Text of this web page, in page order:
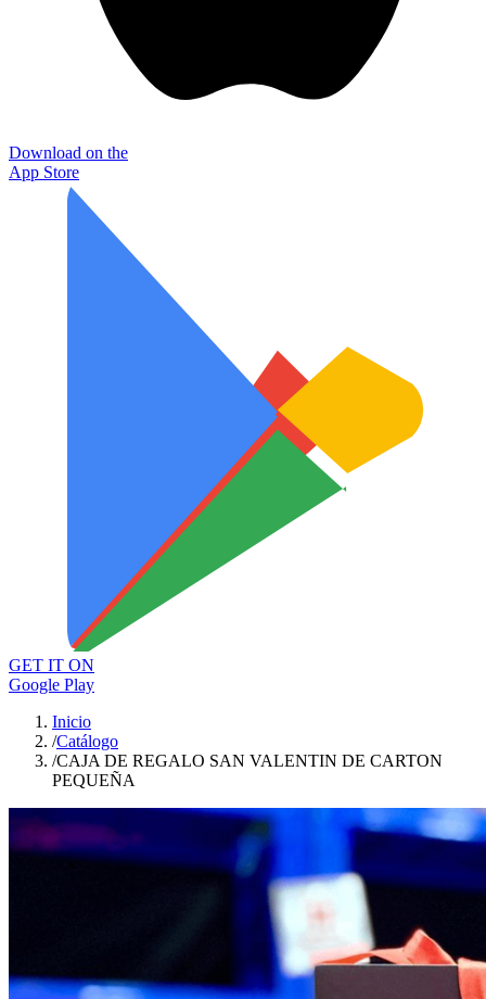
Download on the
App Store
GET IT ON
Google Play
Inicio
/Catálogo
/CAJA DE REGALO SAN VALENTIN DE CARTON
PEQUEÑA